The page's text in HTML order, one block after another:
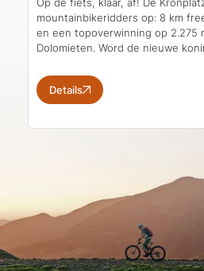
mountainbikeridders op: 8 km
en een topoverwinning op 2.275
Dolomieten. Word de nieuwe
Details